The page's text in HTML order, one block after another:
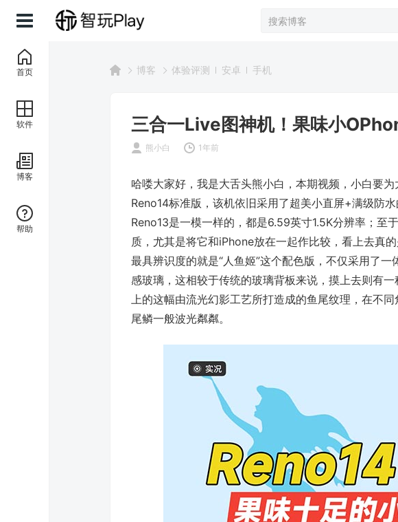
博客 体验评测 安卓 手机
三合一Live图神机！果味小
熊小白 1年前
哈喽大家好，我是大舌头熊小白，本期视频，小白要
Reno14标准版，该机依旧采用了超美小直屏+满级防
Reno13是一模一样的，都是6.59英寸1.5K分辨率；至
质，尤其是将它和iPhone放在一起作比较，看上去真
最具辨识度的就是“人鱼姬”这个配色版，不仅采用了
感玻璃，这相较于传统的玻璃背板来说，摸上去则有
上的这幅由流光幻影工艺所打造成的鱼尾纹理，在不
尾鳞一般波光粼粼。
首页
软件
博客
帮助